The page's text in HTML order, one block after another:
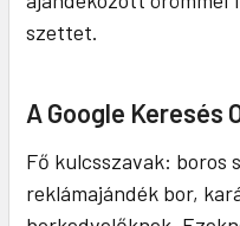
szettet.
A Google Keresés
Fő kulcsszavak: boros
reklámajándék bor,